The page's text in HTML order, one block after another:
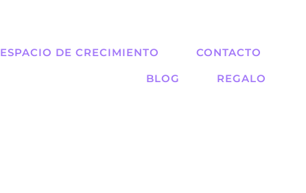
ESPACIO DE CRECIMIENTO
CONTACTO
BLOG
REGALO